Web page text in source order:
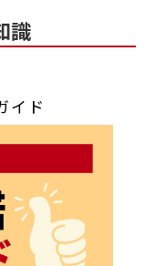
識
イド